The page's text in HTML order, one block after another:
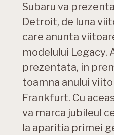
Subaru va
Detroit, de luna
care anunta
modelului Legacy.
prezentata, in
toamna anului
Frankfurt. Cu
va marca jubileul
la aparitia primei